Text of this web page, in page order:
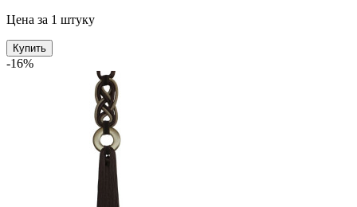
Цена за 1 штуку
Купить
-16%